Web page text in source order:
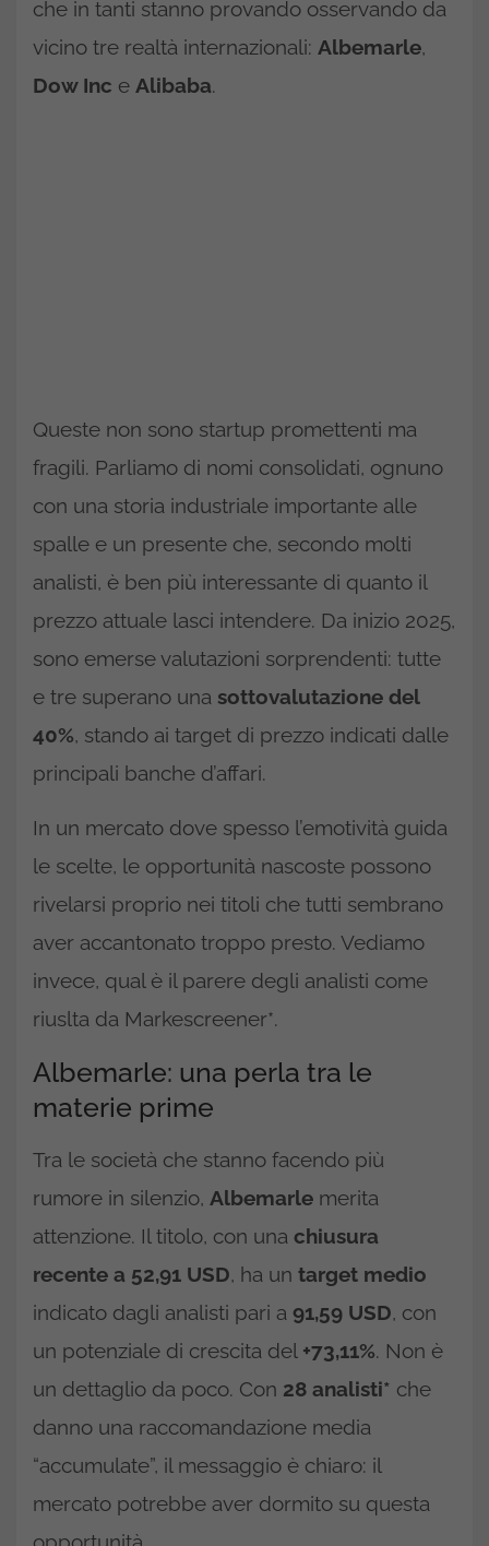
che in tanti stanno provando osservando da
vicino tre realtà internazionali: Albemarle,
Dow Inc e Alibaba.
Queste non sono startup promettenti ma
fragili. Parliamo di nomi consolidati, ognuno
con una storia industriale importante alle
spalle e un presente che, secondo molti
analisti, è ben più interessante di quanto il
prezzo attuale lasci intendere. Da inizio 2025,
sono emerse valutazioni sorprendenti: tutte
e tre superano una sottovalutazione del
40%, stando ai target di prezzo indicati dalle
principali banche d’affari.
In un mercato dove spesso l’emotività guida
le scelte, le opportunità nascoste possono
rivelarsi proprio nei titoli che tutti sembrano
aver accantonato troppo presto. Vediamo
invece, qual è il parere degli analisti come
riuslta da Markescreener*.
Albemarle: una perla tra le
materie prime
Tra le società che stanno facendo più
rumore in silenzio, Albemarle merita
attenzione. Il titolo, con una chiusura
recente a 52,91 USD, ha un target medio
indicato dagli analisti pari a 91,59 USD, con
un potenziale di crescita del +73,11%. Non è
un dettaglio da poco. Con 28 analisti* che
danno una raccomandazione media
“accumulate”, il messaggio è chiaro: il
mercato potrebbe aver dormito su questa